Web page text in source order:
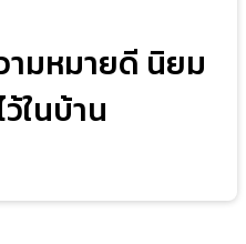
ามหมายดี นิยม
ในบ้าน